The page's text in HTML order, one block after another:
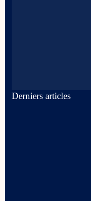
Derniers articles